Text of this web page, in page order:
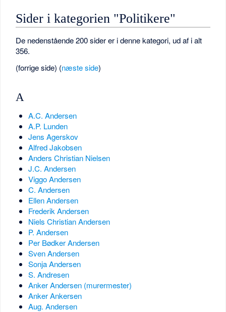
Sider i kategorien "Politikere"
De nedenstående 200 sider er i denne kategori, ud af i alt
356.
(forrige side) (næste side)
A
A.C. Andersen
A.P. Lunden
Jens Agerskov
Alfred Jakobsen
Anders Christian Nielsen
J.C. Andersen
Viggo Andersen
C. Andersen
Ellen Andersen
Frederik Andersen
Niels Christian Andersen
P. Andersen
Per Bødker Andersen
Sven Andersen
Sonja Andersen
S. Andresen
Anker Andersen (murermester)
Anker Ankersen
Aug. Andersen